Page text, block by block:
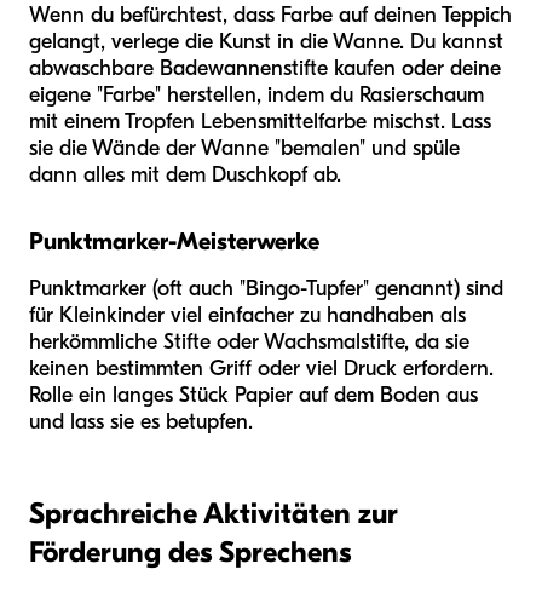
Wenn du befürchtest, dass Farbe auf deinen Teppich
gelangt, verlege die Kunst in die Wanne. Du kannst
abwaschbare Badewannenstifte kaufen oder deine
eigene "Farbe" herstellen, indem du Rasierschaum
mit einem Tropfen Lebensmittelfarbe mischst. Lass
sie die Wände der Wanne "bemalen" und spüle
dann alles mit dem Duschkopf ab.
Punktmarker-Meisterwerke
Punktmarker (oft auch "Bingo-Tupfer" genannt) sind
für Kleinkinder viel einfacher zu handhaben als
herkömmliche Stifte oder Wachsmalstifte, da sie
keinen bestimmten Griff oder viel Druck erfordern.
Rolle ein langes Stück Papier auf dem Boden aus
und lass sie es betupfen.
Sprachreiche Aktivitäten zur
Förderung des Sprechens